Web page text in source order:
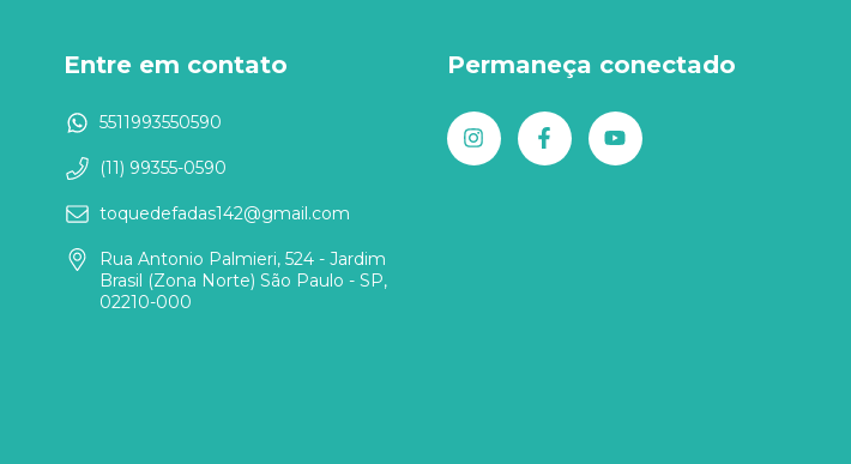
Entre em contato
5511993550590
(11) 99355-0590
toquedefadas142@gmail.com
Rua Antonio Palmieri, 524 - Jardim
Brasil (Zona Norte) São Paulo - SP,
02210-000
Permaneça conectado